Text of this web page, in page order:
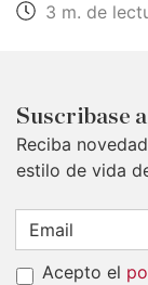
3 m. de
Suscribase
Reciba
estilo de vida
Acepto el